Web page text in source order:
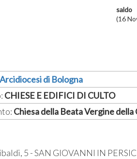
saldo
(16
Arcidiocesi di Bologna
CHIESE E EDIFICI DI CULTO
Chiesa della Beata Vergine della
5 - SAN GIOVANNI IN